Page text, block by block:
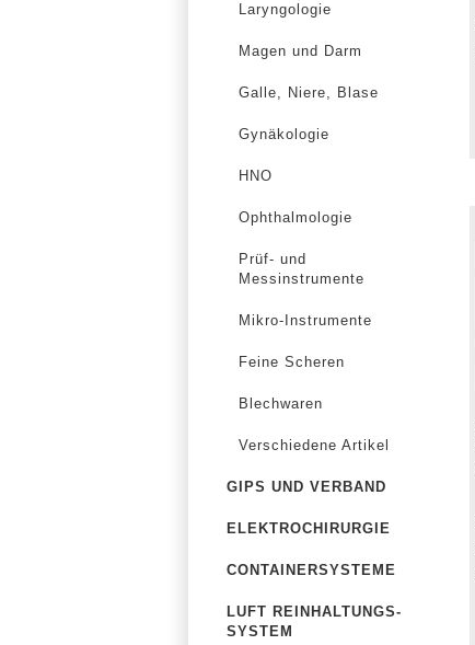
Laryngologie
Magen und Darm
Galle, Niere, Blase
Gynäkologie
HNO
Ophthalmologie
Prüf- und
Messinstrumente
Mikro-Instrumente
Feine Scheren
Blechwaren
Verschiedene Artikel
GIPS UND VERBAND
ELEKTROCHIRURGIE
CONTAINERSYSTEME
LUFT REINHALTUNGS-
SYSTEM